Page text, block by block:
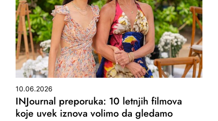
10.06.2026
INJournal preporuka: 10 letnjih filmova
koje uvek iznova volimo da gledamo